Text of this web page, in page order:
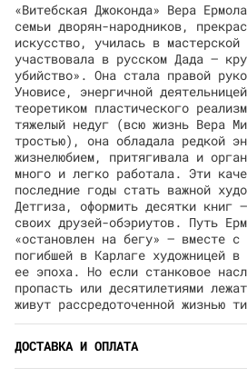
«Витебская Джоконда» Вера
семьи дворян-народников,
искусство, училась в
участвовала в русском Дада —
убийство». Она стала правой
Уновисе, энергичной
теоретиком пластического
тяжелый недуг (всю жизнь Вера
тростью), она обладала редкой
жизнелюбием, притягивала и
много и легко работала. Эти
последние годы стать важной
Детгиза, оформить десятки книг
своих друзей-обэриутов. Путь
«остановлен на бегу» — вместе с
погибшей в Карлаге художницей
ее эпоха. Но если станковое
пропасть или десятилетиями
живут рассредоточенной жизнью
ДОСТАВКА И ОПЛАТА